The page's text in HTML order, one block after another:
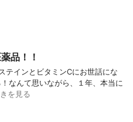
品！！
テインとビタミンCにお世話にな
なんて思いながら、１年、本当に
を見る